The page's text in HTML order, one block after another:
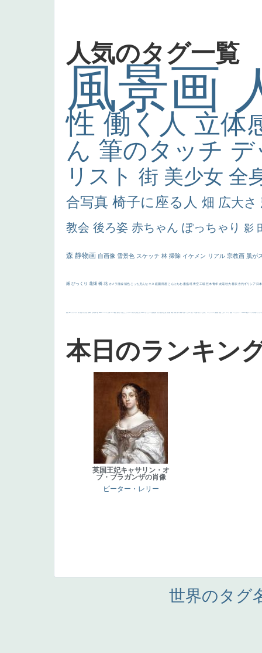
人気のタグ一覧
風景画
性 働く人 立体
ん 筆のタッチ
リスト 街 美少女 全
合写真 椅子に座る人 畑 広大さ
教会 後ろ姿 赤ちゃん ぽっちゃり 影
森 静物画 自画像 雪景色 スケッチ 林 掃除 イケメン リアル 宗教画 肌が
厳 びっくり 花畑 橋 花 カメラ目線 補色 こっち見んな キス 庭園 部屋 こんにちわ 素描 塔 青空 工場 巨木 青年 太陽 壮大 着衣 古代ギリシア 日
画質 last ヴィーナス 剣 白人少女 食事中 山本芳翠 麦 alciato ハーレム 女神 ローマ教皇 奥行き 火起こし シスター 東方の三博士 114514 かっこいい 受胎告知 天から覗き込む顔 設計図 挿絵 群衆 親子 裸婦 可愛い ピサロ ＃名画で学ぶ「たるみ」 ニーソックス 躍動感 黄色 こわい コート 畦道 レンブラント・ sekkusu 暖かい バブみ 靴下 ショッ
本日のランキン
英国王妃キャサリン・オ
ブ・ブラガンザの肖像
ピーター・レリー
世界のタグ